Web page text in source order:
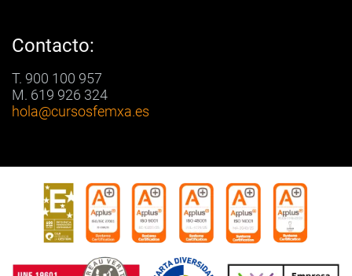
Contacto:
T. 900 100 957
M. 619 926 324
hola@cursosfemxa.es